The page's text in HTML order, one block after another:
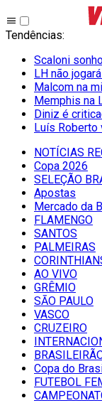
Tendências:
Scaloni
LH não
Malcom na
Memphis na
Diniz é
Luís Roberto
NOTÍCIAS
Copa 2026
SELEÇÃO
Apostas
Mercado da
FLAMENGO
SANTOS
PALMEIRAS
AO VIVO
GRÊMIO
SĀO PAULO
VASCO
CRUZEIRO
Copa do
FUTEBOL